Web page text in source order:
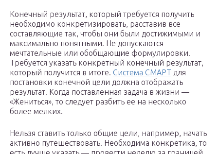
Конечный результат, который требуется получить
необходимо конкретизировать, расставив все
составляющие так, чтобы они были достижимыми и
максимально понятными. Не допускаются
мечтательные или обобщающие формулировки.
Требуется указать конкретный конечный результат,
который получится в итоге. Система СМАРТ для
постановки конечной цели должна отображать
результат. Когда поставленная задача в жизни —
«Жениться», то следует разбить ее на несколько
более мелких.
Нельзя ставить только общие цели, например, начать
активно путешествовать. Необходима конкретика, то